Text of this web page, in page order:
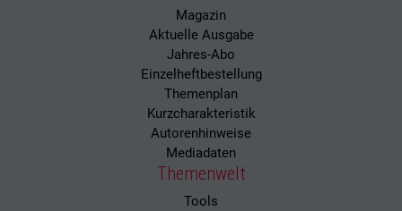
Magazin
Aktuelle Ausgabe
Jahres-Abo
Einzelheftbestellung
Themenplan
Kurzcharakteristik
Autorenhinweise
Mediadaten
Themenwelt
Tools